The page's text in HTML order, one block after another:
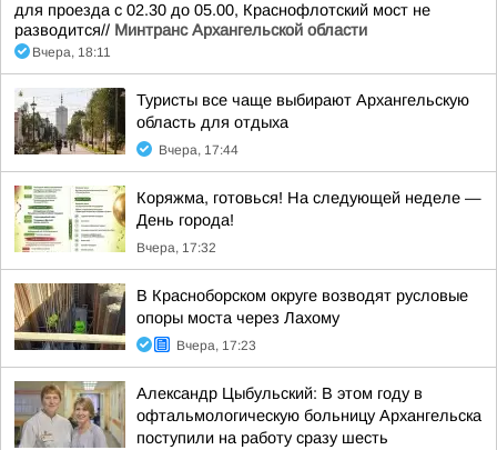
для проезда с 02.30 до 05.00, Краснофлотский мост не
разводится// Минтранс Архангельской области
Вчера, 18:11
Туристы все чаще выбирают Архангельскую
область для отдыха
Вчера, 17:44
Коряжма, готовься! На следующей неделе —
День города!
Вчера, 17:32
В Красноборском округе возводят русловые
опоры моста через Лахому
Вчера, 17:23
Александр Цыбульский: В этом году в
офтальмологическую больницу Архангельска
поступили на работу сразу шесть